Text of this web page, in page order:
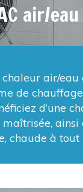
air/eau
air/eau
de
d’une
ainsi
chaude à tout